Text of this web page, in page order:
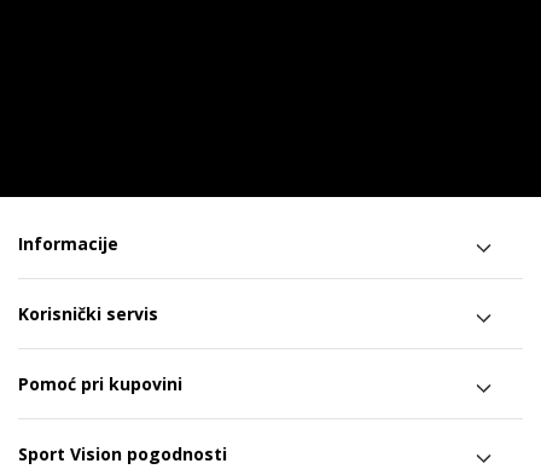
Informacije
Korisnički servis
Pomoć pri kupovini
Sport Vision pogodnosti